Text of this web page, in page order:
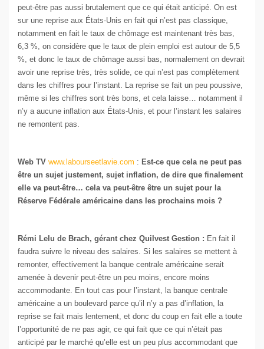
peut-être pas aussi brutalement que ce qui était anticipé. On est
sur une reprise aux États-Unis en fait qui n’est pas classique,
notamment en fait le taux de chômage est maintenant très bas,
6,3 %, on considère que le taux de plein emploi est autour de 5,5
%, et donc le taux de chômage aussi bas, normalement on devrait
avoir une reprise très, très solide, ce qui n’est pas complètement
dans les chiffres pour l’instant. La reprise se fait un peu poussive,
même si les chiffres sont très bons, et cela laisse… notamment il
n’y a aucune inflation aux États-Unis, et pour l’instant les salaires
ne remontent pas.
Web TV www.labourseetlavie.com : Est-ce que cela ne peut pas
être un sujet justement, sujet inflation, de dire que finalement
elle va peut-être… cela va peut-être être un sujet pour la
Réserve Fédérale américaine dans les prochains mois ?
Rémi Lelu de Brach, gérant chez Quilvest Gestion : En fait il
faudra suivre le niveau des salaires. Si les salaires se mettent à
remonter, effectivement la banque centrale américaine serait
amenée à devenir peut-être un peu moins, encore moins
accommodante. En tout cas pour l’instant, la banque centrale
américaine a un boulevard parce qu’il n’y a pas d’inflation, la
reprise se fait mais lentement, et donc du coup en fait elle a toute
l’opportunité de ne pas agir, ce qui fait que ce qui n’était pas
anticipé par le marché qu’elle est un peu plus accommodant que